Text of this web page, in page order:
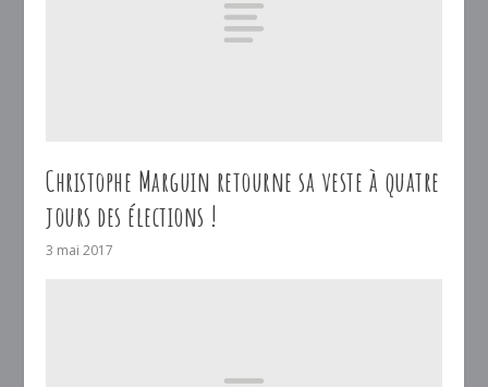
Christophe Marguin retourne sa veste à quatre
jours des élections !
3 mai 2017